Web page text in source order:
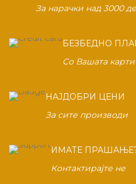
За нарачки над 3000
БЕЗБЕДНО
Со Вашата
НАЈДОБРИ ЦЕНИ
За сите производи
ИМАТЕ
Контактирајте не